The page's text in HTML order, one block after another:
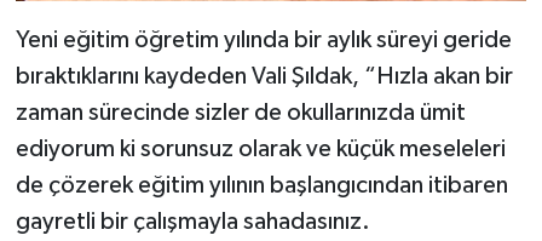
Yeni eğitim öğretim yılında bir aylık süreyi geride
bıraktıklarını kaydeden Vali Şıldak, “Hızla akan bir
zaman sürecinde sizler de okullarınızda ümit
ediyorum ki sorunsuz olarak ve küçük meseleleri
de çözerek eğitim yılının başlangıcından itibaren
gayretli bir çalışmayla sahadasınız.